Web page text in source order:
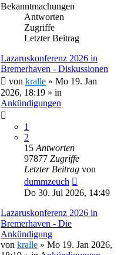
Bekanntmachungen
Antworten
Zugriffe
Letzter Beitrag
Lazaruskonferenz 2026 in
Bremerhaven - Diskussionen
von kralle » Mo 19. Jan
2026, 18:19 » in
Ankündigungen
1
2
15 Antworten
97877 Zugriffe
Letzter Beitrag von
dummzeuch
Do 30. Jul 2026, 14:49
Lazaruskonferenz 2026 in
Bremerhaven - Die
Ankündigung
von kralle » Mo 19. Jan 2026,